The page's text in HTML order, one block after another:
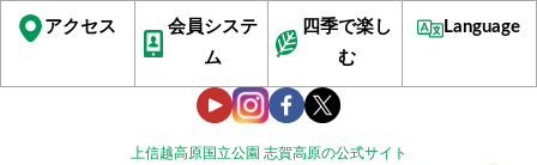
上信越高原国立公園 志賀高原の公式サイト
アクセス
会員システ
ム
四季で楽し
む
Language